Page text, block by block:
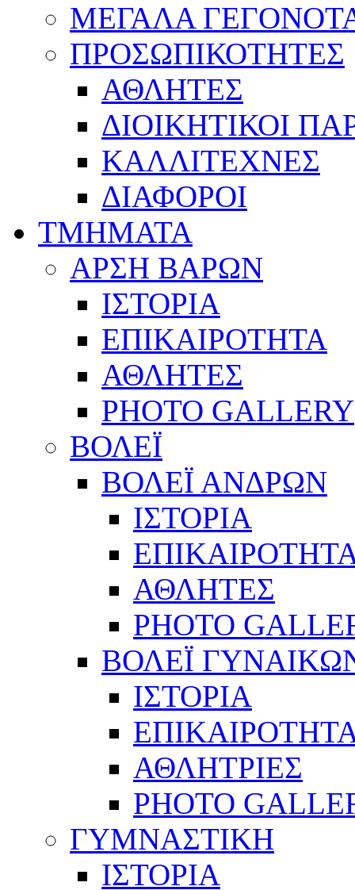
ΜΕΓΑΛΑ
ΠΡΟΣΩΠΙΚΟΤΗΤΕΣ
ΑΘΛΗΤΕΣ
ΔΙΟΙΚΗΤΙΚΟΙ
ΚΑΛΛΙΤΕΧΝΕΣ
ΔΙΑΦΟΡΟΙ
ΤΜΗΜΑΤΑ
ΑΡΣΗ ΒΑΡΩΝ
ΙΣΤΟΡΙΑ
ΕΠΙΚΑΙΡΟΤΗΤΑ
ΑΘΛΗΤΕΣ
PHOTO GALLERY
ΒΟΛΕΪ
ΒΟΛΕΪ ΑΝΔΡΩΝ
ΙΣΤΟΡΙΑ
ΑΘΛΗΤΕΣ
PHOTO
ΒΟΛΕΪ
ΙΣΤΟΡΙΑ
ΑΘΛΗΤΡΙΕΣ
PHOTO
ΓΥΜΝΑΣΤΙΚΗ
ΙΣΤΟΡΙΑ